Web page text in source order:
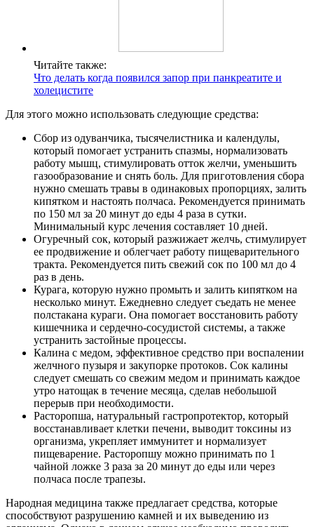
Читайте также:
Что делать когда появился запор при панкреатите и
холецистите
Для этого можно использовать следующие средства:
Сбор из одуванчика, тысячелистника и календулы,
который помогает устранить спазмы, нормализовать
работу мышц, стимулировать отток желчи, уменьшить
газообразование и снять боль. Для приготовления сбора
нужно смешать травы в одинаковых пропорциях, залить
кипятком и настоять полчаса. Рекомендуется принимать
по 150 мл за 20 минут до еды 4 раза в сутки.
Минимальный курс лечения составляет 10 дней.
Огуречный сок, который разжижает желчь, стимулирует
ее продвижение и облегчает работу пищеварительного
тракта. Рекомендуется пить свежий сок по 100 мл до 4
раз в день.
Курага, которую нужно промыть и залить кипятком на
несколько минут. Ежедневно следует съедать не менее
полстакана кураги. Она помогает восстановить работу
кишечника и сердечно-сосудистой системы, а также
устранить застойные процессы.
Калина с медом, эффективное средство при воспалении
желчного пузыря и закупорке протоков. Сок калины
следует смешать со свежим медом и принимать каждое
утро натощак в течение месяца, сделав небольшой
перерыв при необходимости.
Расторопша, натуральный гастропротектор, который
восстанавливает клетки печени, выводит токсины из
организма, укрепляет иммунитет и нормализует
пищеварение. Расторопшу можно принимать по 1
чайной ложке 3 раза за 20 минут до еды или через
полчаса после трапезы.
Народная медицина также предлагает средства, которые
способствуют разрушению камней и их выведению из